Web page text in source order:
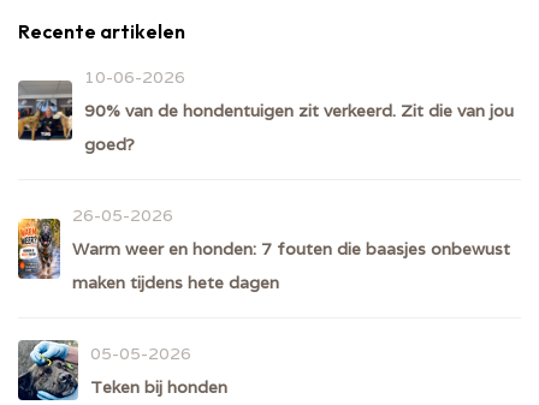
Recente artikelen
10-06-2026
90% van de hondentuigen zit verkeerd. Zit die van jou
goed?
26-05-2026
Warm weer en honden: 7 fouten die baasjes onbewust
maken tijdens hete dagen
05-05-2026
Teken bij honden